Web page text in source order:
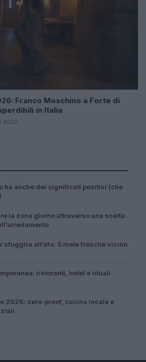
Franco Moschino a Forte di
in Italia
2026
ha anche dei significati positivi (che
la zona giorno attraverso una scelta
sfuggire all’afa: 5 mete fresche vicino
ristoranti, hotel e rituali
2026: zero-proof, cucina locale e